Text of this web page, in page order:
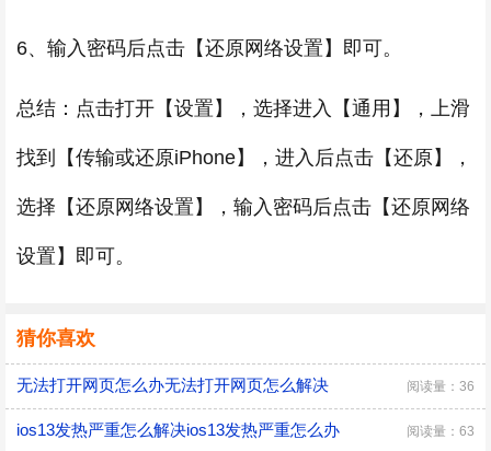
6、输入密码后点击【还原网络设置】即可。
总结：点击打开【设置】，选择进入【通用】，上滑
找到【传输或还原iPhone】，进入后点击【还原】，
选择【还原网络设置】，输入密码后点击【还原网络
设置】即可。
猜你喜欢
无法打开网页怎么办无法打开网页怎么解决 阅读量：36
ios13发热严重怎么解决ios13发热严重怎么办 阅读量：63